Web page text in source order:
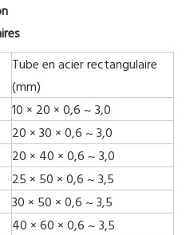
Tube en acier rectangulaire
(mm)
10 × 20 × 0,6 ~ 3,0
20 × 30 × 0,6 ~ 3,0
20 × 40 × 0,6 ~ 3,0
25 × 50 × 0,6 ~ 3,5
30 × 50 × 0,6 ~ 3,5
40 × 60 × 0,6 ~ 3,5